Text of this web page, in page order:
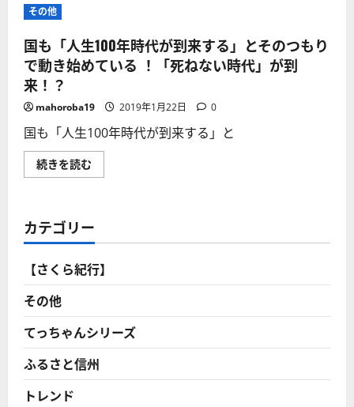
で
い
た
の
道
入
っ
た
き
ギ
が
目
の
前
に!
い
と
ビ
ッ
ク
リ
し
その他
国も「人生100年時代が到来する」とそのつもり
で動き始めている ！「死ねない時代」が到
来！？
mahoroba19 2019年1月22日 0
国も「人生100年時代が到来する」と
続きを読む
も
時
代
到
来
す
そ
の
つ
も
り
で
動
カテゴリー
【さくら紀行】
その他
てっちゃんシリーズ
ふるさと信州
トレンド